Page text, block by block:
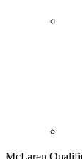
McLaren